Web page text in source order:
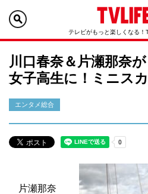
テレビがもっと楽しくなる！
川口春奈＆片瀬那奈
女子高生に！ミニス
エンタメ総合
片瀬那奈